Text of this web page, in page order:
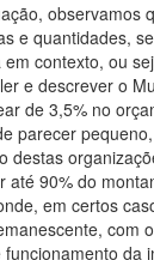
observamos
e quantidades,
contexto, ou
e descrever o
de 3,5% no
parecer
destas
até 90% do
em certos
com
da